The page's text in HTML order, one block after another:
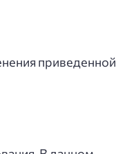
приведенной